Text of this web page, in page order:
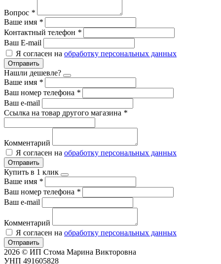
Вопрос *
Ваше имя *
Контактный телефон *
Ваш E-mail
Я согласен на обработку персональных данных
Отправить
Нашли дешевле?
Ваше имя *
Ваш номер телефона *
Ваш e-mail
Ссылка на товар другого магазина *
Комментарий
Я согласен на обработку персональных данных
Отправить
Купить в 1 клик
Ваше имя *
Ваш номер телефона *
Ваш e-mail
Комментарий
Я согласен на обработку персональных данных
Отправить
2026 © ИП Стома Марина Викторовна
УНП 491605828